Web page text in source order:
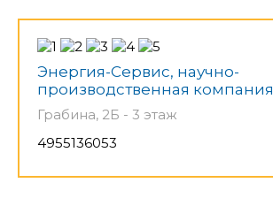
Энергия-Сервис, научно-
производственная компания
Грабина, 2Б - 3 этаж
4955136053